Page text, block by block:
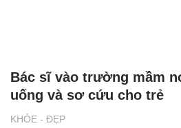
KHỎE - ĐẸP
Bác sĩ vào trường mầm
uống và sơ cứu cho trẻ